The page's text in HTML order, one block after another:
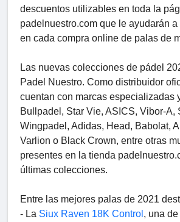
descuentos utilizables en toda la
padelnuestro.com que le ayudarán
en cada compra online de palas de
Las nuevas colecciones de pádel
Padel Nuestro. Como distribuidor
cuentan con marcas especializadas
Bullpadel, Star Vie, ASICS, Vibor-A,
Wingpadel, Adidas, Head, Babolat,
Varlion o Black Crown, entre otras
presentes en la tienda
últimas colecciones.
Entre las mejores palas de 2021
- La Siux Raven 18K Control , una